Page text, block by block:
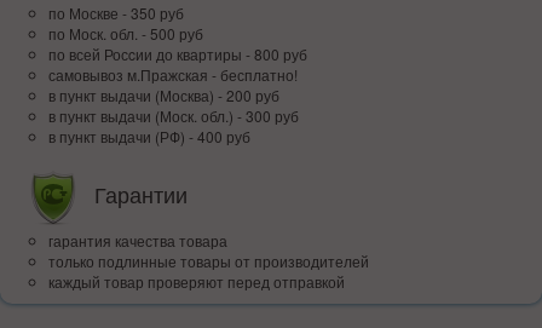
по Москве - 350 руб
по Моск. обл. - 500 руб
по всей Росcии до квартиры - 800 руб
самовывоз м.Пражская - бесплатно!
в пункт выдачи (Москва) - 200 руб
в пункт выдачи (Моск. обл.) - 300 руб
в пункт выдачи (РФ) - 400 руб
Гарантии
гарантия качества товара
только подлинные товары от производителей
каждый товар проверяют перед отправкой